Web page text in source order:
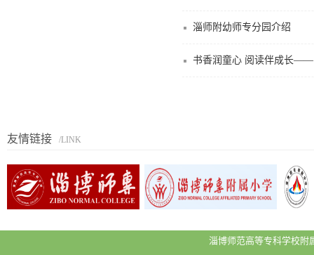
淄师附幼师专分园介绍
书香润童心 阅读伴成长——
友情链接 /LINK
淄博师范高等专科学校附